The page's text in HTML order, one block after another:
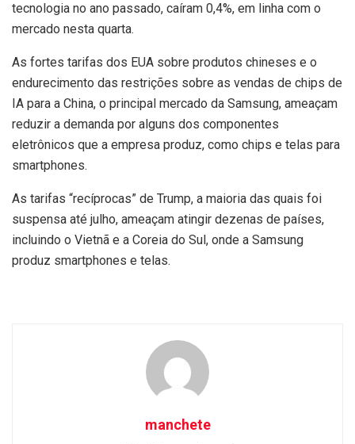
tecnologia no ano passado, caíram 0,4%, em linha com o
mercado nesta quarta.
As fortes tarifas dos EUA sobre produtos chineses e o
endurecimento das restrições sobre as vendas de chips de
IA para a China, o principal mercado da Samsung, ameaçam
reduzir a demanda por alguns dos componentes
eletrônicos que a empresa produz, como chips e telas para
smartphones.
As tarifas “recíprocas” de Trump, a maioria das quais foi
suspensa até julho, ameaçam atingir dezenas de países,
incluindo o Vietnã e a Coreia do Sul, onde a Samsung
produz smartphones e telas.
manchete